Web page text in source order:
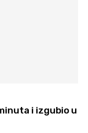
i izgubio u